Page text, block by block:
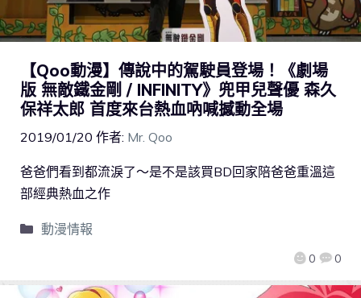
【Qoo動漫】傳說中的駕駛員登場！《劇場
版 無敵鐵金剛 / INFINITY》兜甲兒聲優 森久
保祥太郎 首度來台熱血吶喊撼動全場
2019/01/20 作者: Mr. Qoo
0 0
爸爸們看到都流淚了～是不是該買BD回家陪爸爸重溫這
部經典熱血之作
動漫情報